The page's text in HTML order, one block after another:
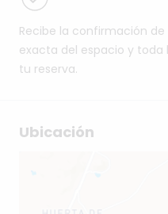
Recibe la confirmación
exacta del espacio y
tu reserva.
Ubicación